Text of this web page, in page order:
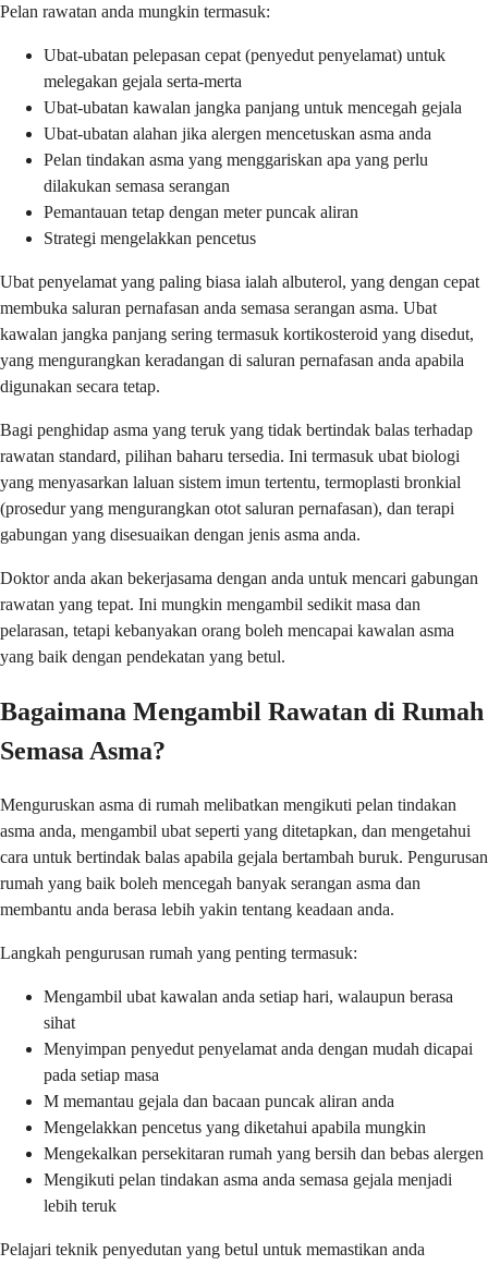
Pelan rawatan anda mungkin termasuk:
Ubat-ubatan pelepasan cepat (penyedut penyelamat) untuk
melegakan gejala serta-merta
Ubat-ubatan kawalan jangka panjang untuk mencegah gejala
Ubat-ubatan alahan jika alergen mencetuskan asma anda
Pelan tindakan asma yang menggariskan apa yang perlu
dilakukan semasa serangan
Pemantauan tetap dengan meter puncak aliran
Strategi mengelakkan pencetus
Ubat penyelamat yang paling biasa ialah albuterol, yang dengan cepat
membuka saluran pernafasan anda semasa serangan asma. Ubat
kawalan jangka panjang sering termasuk kortikosteroid yang disedut,
yang mengurangkan keradangan di saluran pernafasan anda apabila
digunakan secara tetap.
Bagi penghidap asma yang teruk yang tidak bertindak balas terhadap
rawatan standard, pilihan baharu tersedia. Ini termasuk ubat biologi
yang menyasarkan laluan sistem imun tertentu, termoplasti bronkial
(prosedur yang mengurangkan otot saluran pernafasan), dan terapi
gabungan yang disesuaikan dengan jenis asma anda.
Doktor anda akan bekerjasama dengan anda untuk mencari gabungan
rawatan yang tepat. Ini mungkin mengambil sedikit masa dan
pelarasan, tetapi kebanyakan orang boleh mencapai kawalan asma
yang baik dengan pendekatan yang betul.
Bagaimana Mengambil Rawatan di Rumah
Semasa Asma?
Menguruskan asma di rumah melibatkan mengikuti pelan tindakan
asma anda, mengambil ubat seperti yang ditetapkan, dan mengetahui
cara untuk bertindak balas apabila gejala bertambah buruk. Pengurusan
rumah yang baik boleh mencegah banyak serangan asma dan
membantu anda berasa lebih yakin tentang keadaan anda.
Langkah pengurusan rumah yang penting termasuk:
Mengambil ubat kawalan anda setiap hari, walaupun berasa
sihat
Menyimpan penyedut penyelamat anda dengan mudah dicapai
pada setiap masa
M memantau gejala dan bacaan puncak aliran anda
Mengelakkan pencetus yang diketahui apabila mungkin
Mengekalkan persekitaran rumah yang bersih dan bebas alergen
Mengikuti pelan tindakan asma anda semasa gejala menjadi
lebih teruk
Pelajari teknik penyedutan yang betul untuk memastikan anda